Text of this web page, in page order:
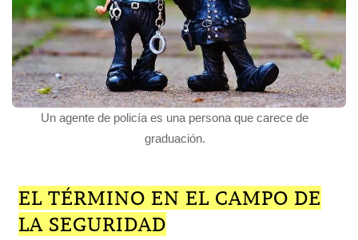
Un agente de policía es una persona que carece de
graduación.
EL TÉRMINO EN EL CAMPO DE
LA SEGURIDAD